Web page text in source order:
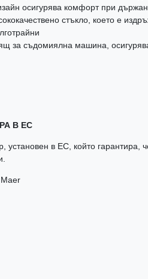
осигурява комфорт при
стъкло, което е
за съдомиялна машина,
В ЕС
установен в ЕС, който гарантира,